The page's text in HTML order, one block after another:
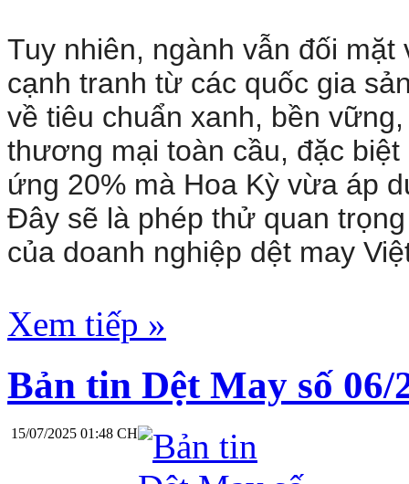
Tuy nhiên, ngành vẫn đối
cạnh tranh từ các quốc gia
về tiêu chuẩn xanh, bền
thương mại toàn cầu, đặc
ứng 20% mà Hoa Kỳ vừa áp
Đây sẽ là phép thử quan
của doanh nghiệp dệt may
Xem tiếp »
Bản tin Dệt May số 06/
15/07/2025 01:48 CH